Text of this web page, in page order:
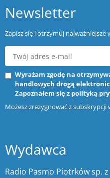
Newsletter
Zapisz się i otrzymuj
Wyrażam zgodę na
handlowych drogą
Zapoznałem się z polityką
Możesz zrezygnować z subskrypcji
Wydawca
Radio Pasmo Piotrków sp.